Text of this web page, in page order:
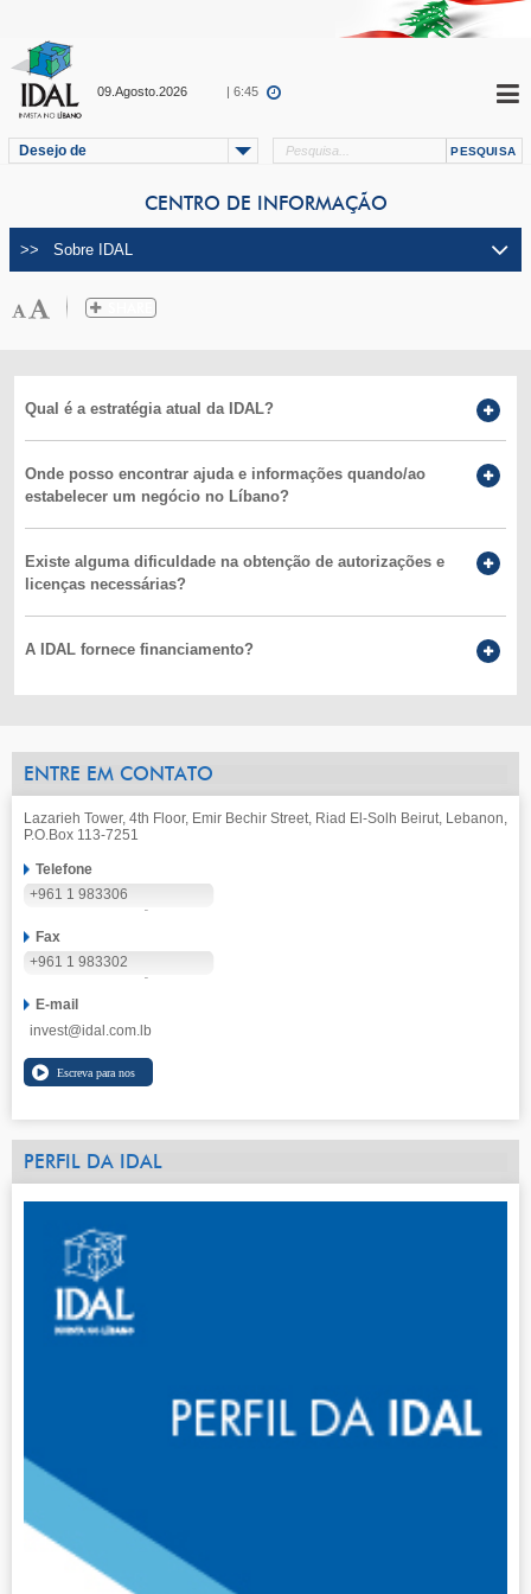
09.Agosto.2026 | 6:45
Desejo de
CENTRO DE INFORMAÇÃO
Qual é a estratégia atual da IDAL?
Onde posso encontrar ajuda e informações quando/ao
estabelecer um negócio no Líbano?
Existe alguma dificuldade na obtenção de autorizações e
licenças necessárias?
A IDAL fornece financiamento?
ENTRE EM CONTATO
Lazarieh Tower, 4th Floor, Emir Bechir Street, Riad El-Solh Beirut, Lebanon,
P.O.Box 113-7251
Telefone
+961 1 983306
Fax
+961 1 983302
E-mail
invest@idal.com.lb
PERFIL DA IDAL